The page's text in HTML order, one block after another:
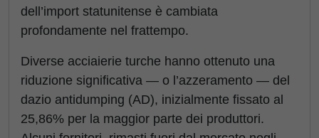
dell’import statunitense è cambiata
profondamente nel frattempo.
Diverse acciaierie turche hanno ottenuto una
riduzione significativa — o l’azzeramento — del
dazio antidumping (AD), inizialmente fissato al
25,86% per la maggior parte dei produttori.